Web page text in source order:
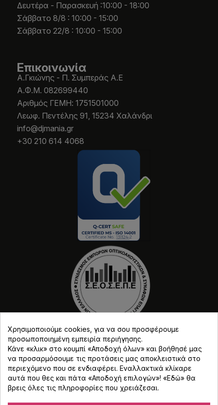
Δευτέρα - Παρασκευή :10:00 - 18:00
Σάββατο 8/8 : 10:00 - 15:00
Σάββατο 22/8 : 10:00 - 15:00
Επικοινωνία
Α.Γκιώνης - Π. Συμπεράς Α.Ε
Α.Φ.Μ. 082699440
Aριθμός ΓΕΜΗ: 1751501000
Λεωφ. Πεντέλης 91, 15234 Χαλάνδρι
info@djmania.gr
+30 210 614 4068
Copyright © Djmania 2026 / Οι τιμές περιλαμβάνουν
Χρησιμοποιούμε cookies, για να σου προσφέρουμε
προσωποποιημένη εμπειρία περιήγησης.
Κάνε «κλικ» στο κουμπί «Αποδοχή όλων» και βοήθησέ μας
να προσαρμόσουμε τις προτάσεις μας αποκλειστικά στο
περιεχόμενο που σε ενδιαφέρει. Εναλλακτικά κλίκαρε
αυτά που θες και πάτα «Αποδοχή επιλογών»! «Εδώ» θα
βρεις όλες τις πληροφορίες που χρειάζεσαι.